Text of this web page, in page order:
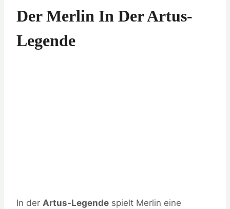
Der Merlin In Der Artus-
Legende
In der Artus-Legende spielt Merlin eine